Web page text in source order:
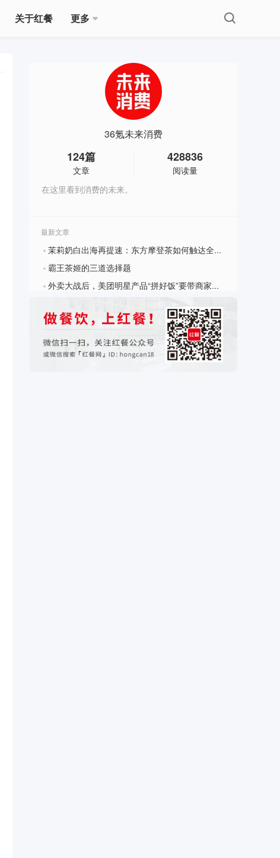
关于红餐 更多
36氪未来消费
124篇
文章
428836
阅读量
在这里看到消费的未来。
最新文章
? 茉莉奶白出海再提速：东方摩登茶如何触达全球消费者的心？
? 霸王茶姬的三道选择题
? 外卖大战后，美团明星产品“拼好饭”要带商家开店了｜独家